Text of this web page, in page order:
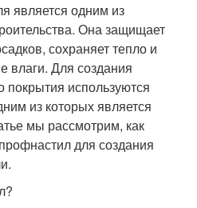
является одним из
Она защищает
сохраняет тепло и
влаги. Для создания
покрытия используются
из которых является
мы рассмотрим, как
для создания